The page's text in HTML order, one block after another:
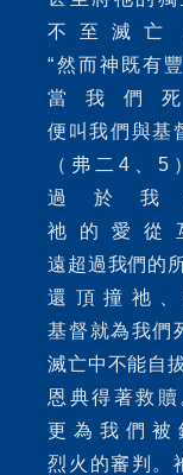
不至滅亡
“然而神既有
當我們
便叫我們與基
（弗二4、5
過於我
祂的愛從
遠超過我們的
還頂撞祂
基督就為我們
滅亡中不能自
恩典得著救
更為我們被
烈火的審判。